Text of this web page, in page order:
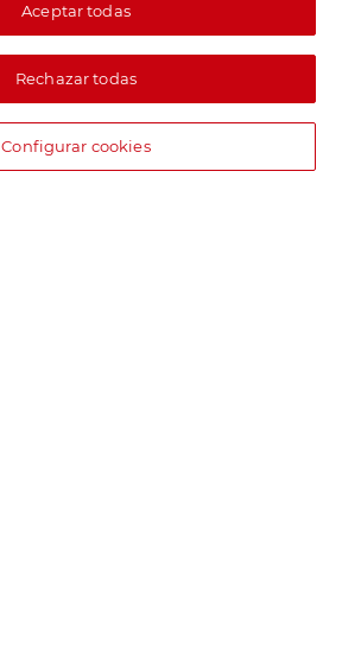
Aceptar todas
Rechazar todas
Configurar cookies